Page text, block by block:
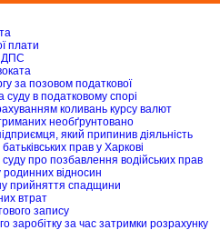
плати
ДПС
за позовом податкової
в податковому спорі
коливань курсу валют
необґрунтовано
який припинив діяльність
прав у Харкові
про позбавлення водійських прав
відносин
прийняття спадщини
втрат
запису
заробітку за час затримки розрахунку